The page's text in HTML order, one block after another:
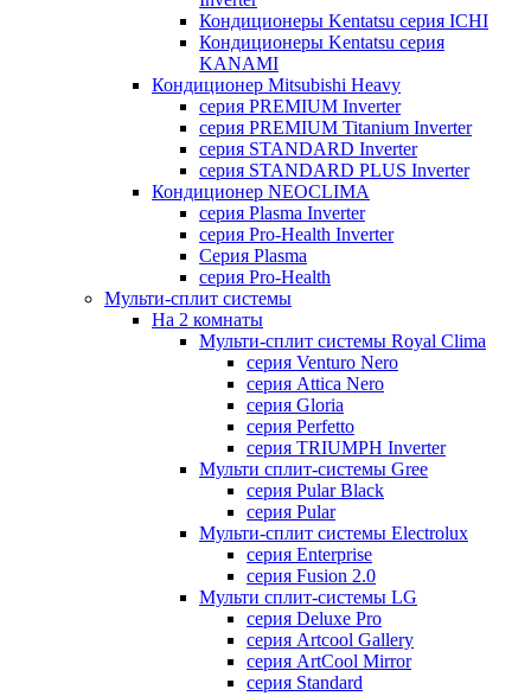
Кондиционеры Kentatsu серия ICHI
Кондиционеры Kentatsu серия
KANAMI
Кондиционер Mitsubishi Heavy
серия PREMIUM Inverter
серия PREMIUM Titanium Inverter
серия STANDARD Inverter
серия STANDARD PLUS Inverter
Кондиционер NEOCLIMA
серия Plasma Inverter
серия Pro-Health Inverter
Cерия Plasma
серия Pro-Health
Мульти-сплит системы
На 2 комнаты
Мульти-сплит системы Royal Clima
серия Venturo Nero
серия Attica Nero
серия Gloria
серия Perfetto
серия TRIUMPH Inverter
Мульти сплит-системы Gree
серия Pular Black
серия Pular
Мульти-сплит системы Electrolux
серия Enterprise
серия Fusion 2.0
Мульти сплит-системы LG
серия Deluxe Pro
серия Artcool Gallery
серия ArtCool Mirror
серия Standard